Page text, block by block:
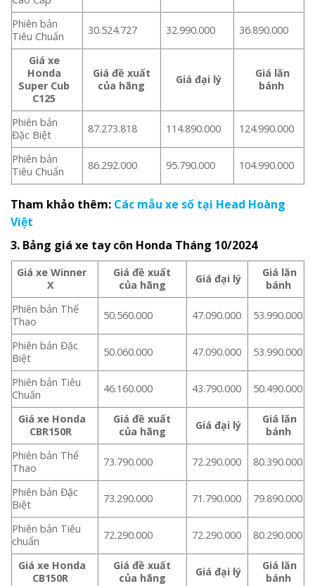
Phiên bản
Tiêu Chuẩn
30.524.727 32.990.000 36.890.000
Giá xe
Honda
Super Cub
C125
Giá đề xuất
của hãng
Giá đại lý
Giá lăn
bánh
Phiên bản
Đặc Biệt
87.273.818 114.890.000 124.990.000
Phiên bản
Tiêu Chuẩn
86.292.000 95.790.000 104.990.000
Tham khảo thêm: Các mẫu xe số tại Head Hoàng
Việt
3. Bảng giá xe tay côn Honda Tháng 10/2024
Giá xe Winner
X
Giá đề xuất
của hãng
Giá đại lý
Giá lăn
bánh
Phiên bản Thể
Thao
50.560.000 47.090.000 53.990.000
Phiên bản Đặc
Biệt
50.060.000 47.090.000 53.990.000
Phiên bản Tiêu
Chuẩn
46.160.000 43.790.000 50.490.000
Giá xe Honda
CBR150R
Giá đề xuất
của hãng
Giá đại lý
Giá lăn
bánh
Phiên bản Thể
Thao
73.790.000 72.290.000 80.390.000
Phiên bản Đặc
Biệt
73.290.000 71.790.000 79.890.000
Phiên bản Tiêu
chuẩn
72.290.000 72.290.000 80.290.000
Giá xe Honda
CB150R
Giá đề xuất
của hãng
Giá đại lý
Giá lăn
bánh